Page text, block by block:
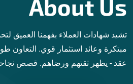
About Us
تشيد شهادات العملاء بفهمنا العميق
مبتكرة وعائد استثمار قوي. التعاون
عقد - يظهر ثقتهم ورضاهم. قصص نجاحهم